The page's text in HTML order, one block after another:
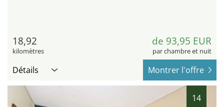
18,92
kilomètres
de 93,95 EUR
par chambre et nuit
Détails Montrer l'offre
14